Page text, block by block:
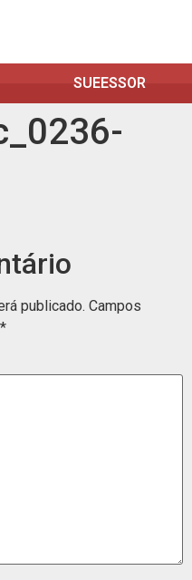
SUEESSOR
publicado. Campos
*